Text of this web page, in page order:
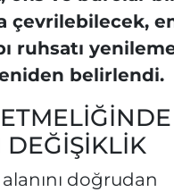
çevrilebilecek,
ruhsatı
belirlendi.
DEĞİŞİKLİK
doğrudan